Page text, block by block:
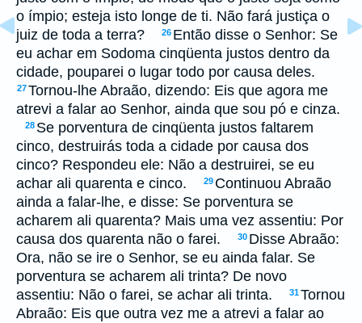
o ímpio; esteja isto longe de ti. Não fará justiça o
juiz de toda a terra?
26 Então disse o Senhor: Se
eu achar em Sodoma cinqüenta justos dentro da
cidade, pouparei o lugar todo por causa deles.
27Tornou-lhe Abraão, dizendo: Eis que agora me
atrevi a falar ao Senhor, ainda que sou pó e cinza.
28 Se porventura de cinqüenta justos faltarem
cinco, destruirás toda a cidade por causa dos
cinco? Respondeu ele: Não a destruirei, se eu
achar ali quarenta e cinco.
29 Continuou Abraão
ainda a falar-lhe, e disse: Se porventura se
acharem ali quarenta? Mais uma vez assentiu: Por
causa dos quarenta não o farei.
30 Disse Abraão:
Ora, não se ire o Senhor, se eu ainda falar. Se
porventura se acharem ali trinta? De novo
assentiu: Não o farei, se achar ali trinta.
31Tornou
Abraão: Eis que outra vez me a atrevi a falar ao